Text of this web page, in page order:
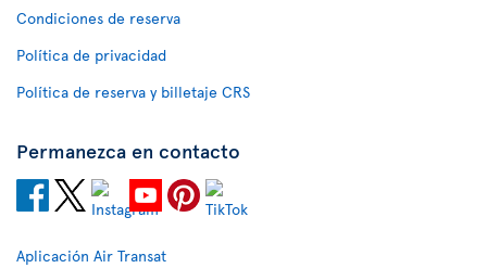
Condiciones de reserva
Política de privacidad
Política de reserva y billetaje CRS
Permanezca en contacto
Aplicación Air Transat